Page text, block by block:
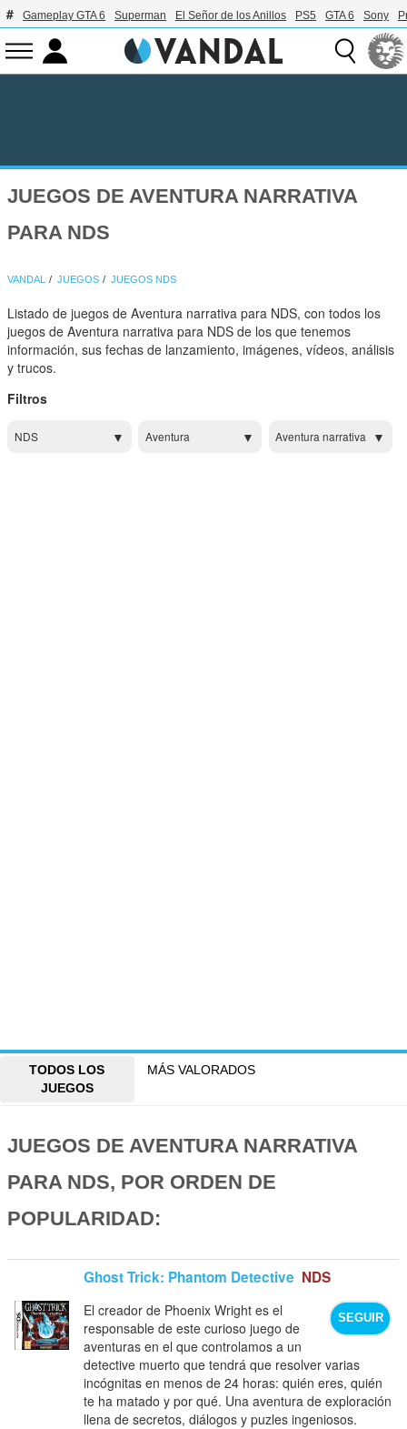
Gameplay GTA 6 Superman El Señor de los Anillos PS5 GTA 6 Sony
JUEGOS DE AVENTURA NARRATIVA
PARA NDS
VANDAL JUEGOS JUEGOS NDS
Listado de juegos de Aventura narrativa para NDS, con todos los
juegos de Aventura narrativa para NDS de los que tenemos
información, sus fechas de lanzamiento, imágenes, vídeos, análisis
y trucos.
Filtros
NDS Aventura Aventura narrativa
TODOS LOS
JUEGOS
MÁS VALORADOS
JUEGOS DE AVENTURA NARRATIVA
PARA NDS, POR ORDEN DE
POPULARIDAD:
Ghost Trick: Phantom Detective NDS
SEGUIR
El creador de Phoenix Wright es el
responsable de este curioso juego de
aventuras en el que controlamos a un
detective muerto que tendrá que resolver varias
incógnitas en menos de 24 horas: quién eres, quién
te ha matado y por qué. Una aventura de exploración
llena de secretos, diálogos y puzles ingeniosos.